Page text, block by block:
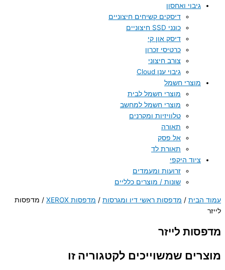
גיבוי ואחסון
דיסקים קשיחים חיצוניים
כונני SSD חיצוניים
דיסק און קי
כרטיסי זכרון
צורב חיצוני
גיבוי ענן Cloud
מוצרי חשמל
מוצרי חשמל לבית
מוצרי חשמל למחשב
טלוויזיות ומקרנים
תאורה
אל פסק
תאורת לד
ציוד היקפי
זרועות ומעמדים
שונות / מוצרים כלליים
עמוד הבית / מדפסות ראשי דיו ומגרסות / מדפסות XEROX
/ מדפסות
לייזר
מדפסות לייזר
מוצרים שמשוייכים לקטגוריה זו